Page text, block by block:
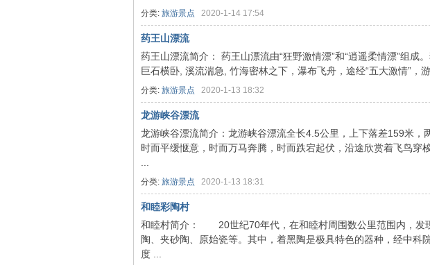
同
分类: 旅游景点 2020-1-14 17:54
药王山漂流
药王山漂流简介： 药王山漂流由“狂野激情漂”和“逍遥柔情漂”组
巨石横卧, 溪流湍急, 竹海密林之下，瀑布飞舟，途经“五大激情”，
分类: 旅游景点 2020-1-13 18:32
龙游峡谷漂流
龙游峡谷漂流简介：龙游峡谷漂流全长4.5公里，上下落差159米，
时而平缓惬意，时而万马奔腾，时而跌宕起伏，沿途欣赏着飞鸟穿
分类: 旅游景点 2020-1-13 18:31
和睦彩陶村
和睦村简介： 20世纪70年代，在和睦村周围数公里范围内，发
陶、夹砂陶、原始瓷等。其中，着黑陶是极具特色的器种，经中科
度 ...